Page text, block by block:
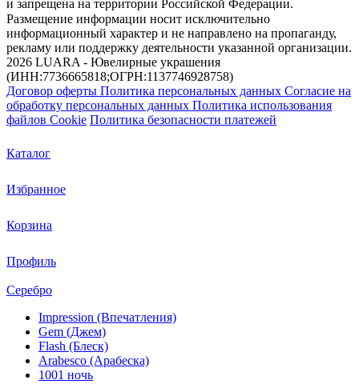
и запрещена на территории Российской Федерации.
Размещение информации носит исключительно
информационный характер и не направлено на пропаганду,
рекламу или поддержку деятельности указанной организации.
2026 LUARA - Ювелирные украшения
(ИНН:7736665818;ОГРН:1137746928758)
Договор оферты Политика персональных данных Согласие на
обработку персональных данных Политика использования
файлов Cookie Политика безопасности платежей
Каталог
Избранное
Корзина
Профиль
Серебро
Impression (Впечатления)
Gem (Джем)
Flash (Блеск)
Arabesco (Арабеска)
1001 ночь